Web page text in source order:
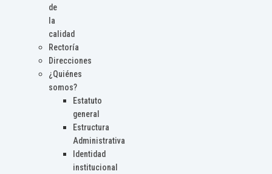
de
la
calidad
Rectoría
Direcciones
¿Quiénes
somos?
Estatuto
general
Estructura
Administrativa
Identidad
institucional